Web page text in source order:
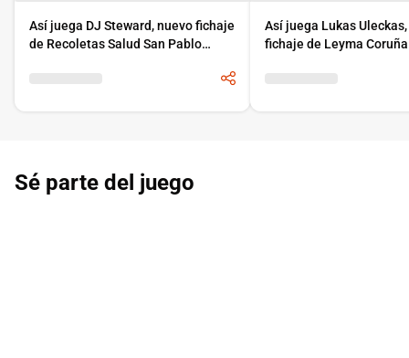
Así juega DJ Steward, nuevo fichaje
de Recoletas Salud San Pablo
Así juega Lukas
fichaje de Leyma Coruña
Sé parte del juego